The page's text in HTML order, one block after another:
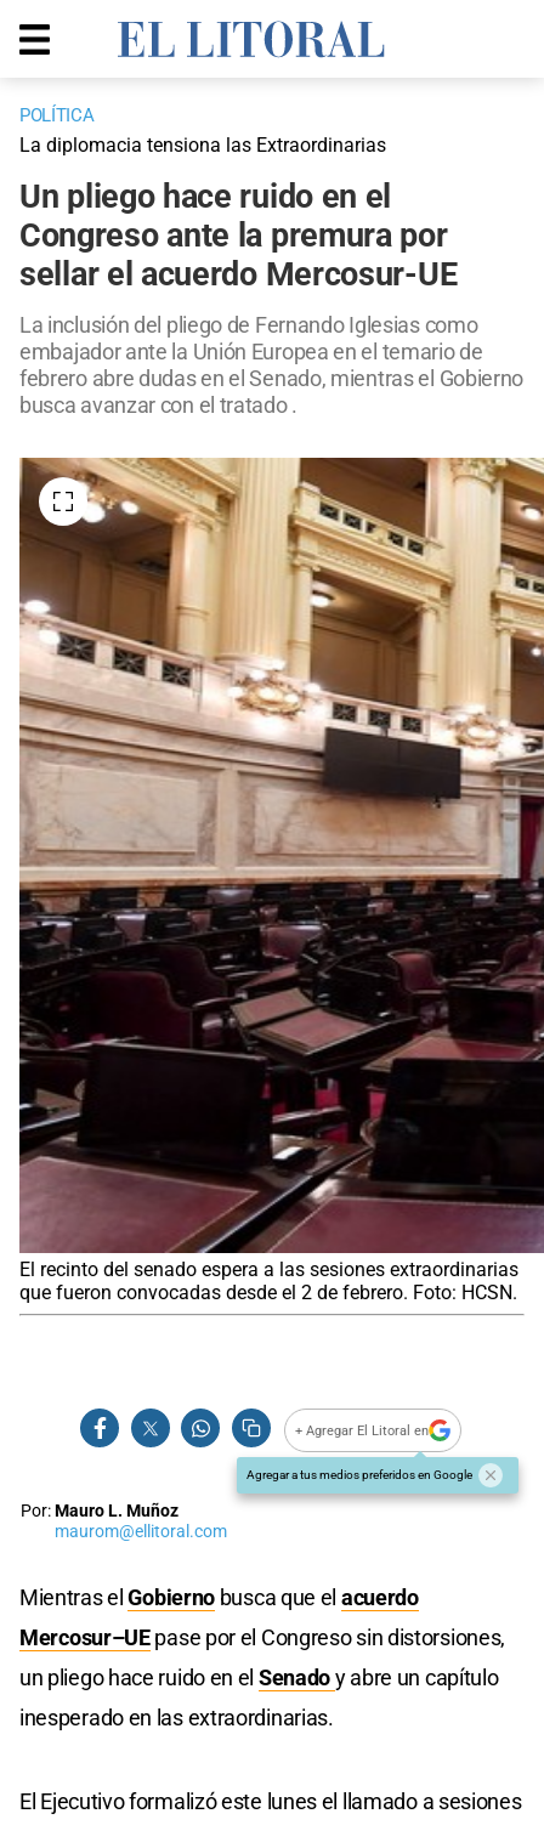
POLÍTICA
La diplomacia tensiona las Extraordinarias
Un pliego hace ruido en el
Congreso ante la premura por
sellar el acuerdo Mercosur-UE
La inclusión del pliego de Fernando Iglesias como
embajador ante la Unión Europea en el temario de
febrero abre dudas en el Senado, mientras el Gobierno
busca avanzar con el tratado .
El recinto del senado espera a las sesiones extraordinarias
que fueron convocadas desde el 2 de febrero. Foto: HCSN.
+ Agregar El Litoral en
Agregar a tus medios preferidos en Google
Por:Mauro L. Muñoz
maurom@ellitoral.com
Mientras elGobierno busca que el acuerdo
Mercosur–UEpase por el Congreso sin distorsiones,
un pliego hace ruido en el Senadoy abre un capítulo
inesperado en las extraordinarias.
El Ejecutivo formalizó este lunes el llamado a sesiones